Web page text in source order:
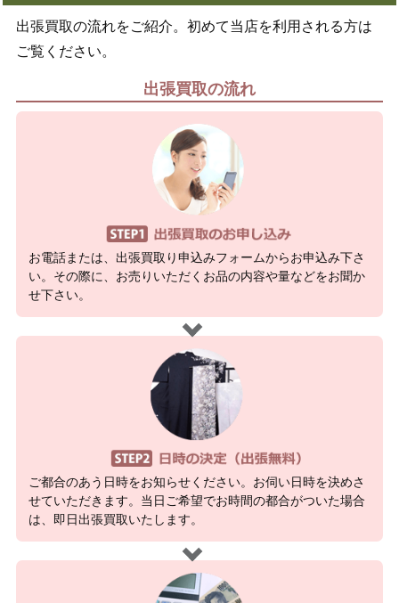
出張買取の流れをご紹介。初めて当店を利用される方は
ご覧ください。
出張買取の流れ
お電話または、出張買取り申込みフォームからお申込み下さ
い。その際に、お売りいただくお品の内容や量などをお聞か
せ下さい。
ご都合のあう日時をお知らせください。お伺い日時を決めさ
せていただきます。当日ご希望でお時間の都合がついた場合
は、即日出張買取いたします。